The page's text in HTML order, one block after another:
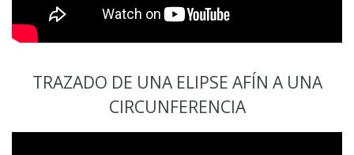
TRAZADO DE UNA ELIPSE AFÍN A UNA
CIRCUNFERENCIA